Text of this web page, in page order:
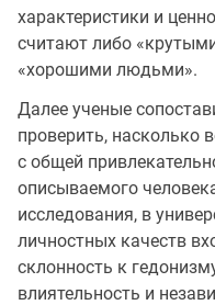
характеристики и
считают либо
«хорошими людьми».
Далее ученые
проверить, насколько
с общей
описываемого
исследования, в
личностных качеств
склонность к
влиятельность и